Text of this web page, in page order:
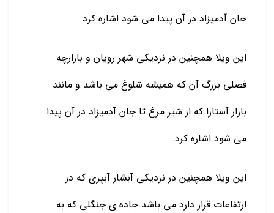
جان آدمیزاد در آن پیدا می شود اشاره کرد.
این ویلا همچنین در نزدیکی شهر رویان و بازارچه
فصلی بزرگ آن که همیشه شلوغ می باشد و مانند
بازار آستارا که از شیر مرغ تا جان آدمیزاد در آن پیدا
می شود اشاره کرد.
این ویلا همچنین در نزدیکی آبشار آبپری که در
ارتفاعات قرار دارد می باشد.جاده ی جنگلی که به